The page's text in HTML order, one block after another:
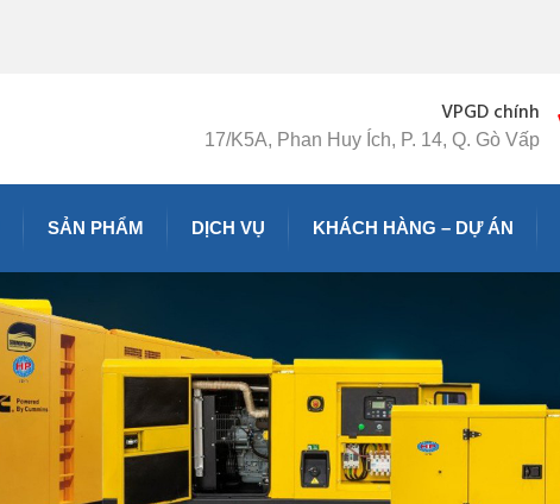
VPGD chính
17/K5A, Phan Huy Ích, P. 14, Q. Gò Vấp
SẢN PHẨM DỊCH VỤ KHÁCH HÀNG – DỰ ÁN